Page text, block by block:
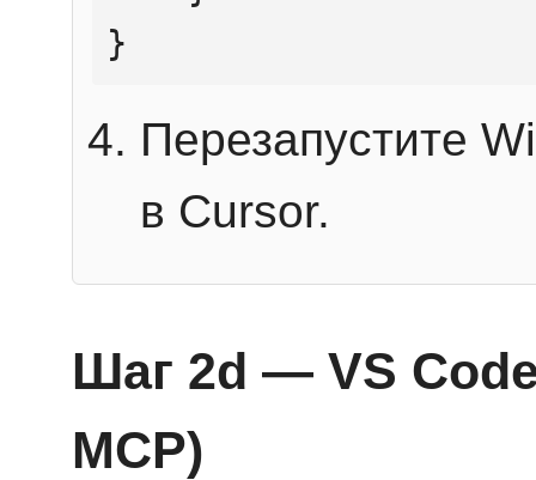
}
Перезапустите
в Cursor.
Шаг 2d — VS
MCP)